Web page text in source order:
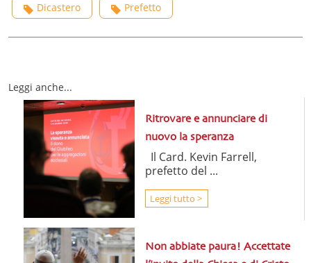
Dicastero Prefetto
Leggi anche...
Ritrovare e annunciare di
nuovo la speranza
Il Card. Kevin Farrell,
prefetto del ...
Leggi tutto >
Non abbiate paura! Accettate